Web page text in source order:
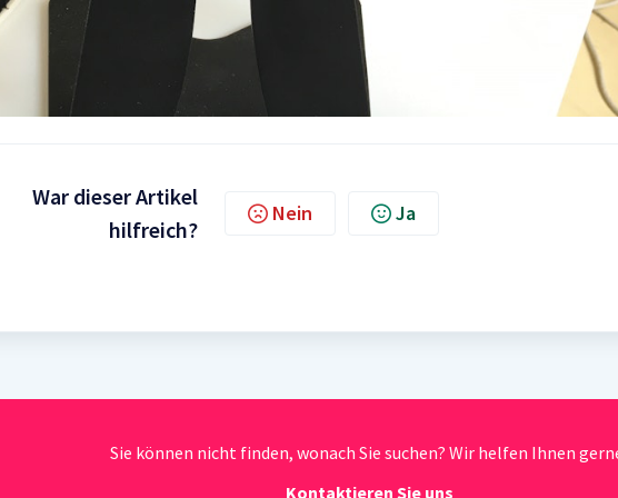
War dieser Artikel
hilfreich?
Nein Ja
Sie können nicht finden, wonach Sie suchen? Wir helfen Ihnen
Kontaktieren Sie uns